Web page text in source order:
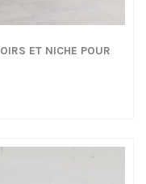
ET NICHE POUR